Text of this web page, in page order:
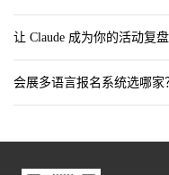
让 Claude 成为你的活动复
会展多语言报名系统选哪